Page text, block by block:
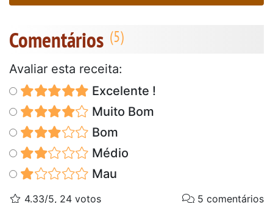
Comentários
Avaliar esta receita:
Excelente !
Muito Bom
Bom
Médio
Mau
4.33/5, 24 votos 5 comentários